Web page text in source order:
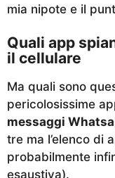
mia nipote e il
Quali app
il cellulare
Ma quali sono
pericolosissime
messaggi
tre ma l’elenco di
probabilmente
esaustiva).